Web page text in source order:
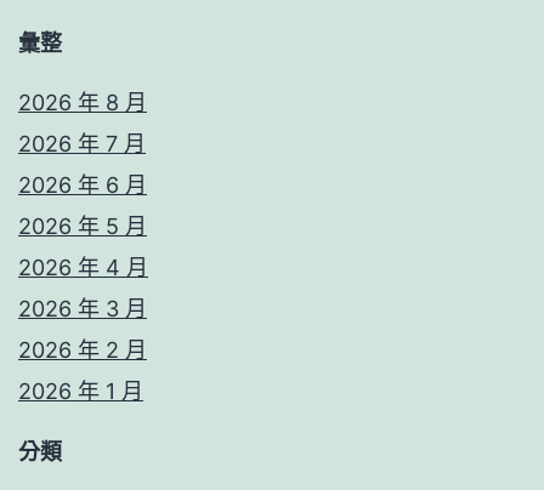
彙整
2026 年 8 月
2026 年 7 月
2026 年 6 月
2026 年 5 月
2026 年 4 月
2026 年 3 月
2026 年 2 月
2026 年 1 月
分類